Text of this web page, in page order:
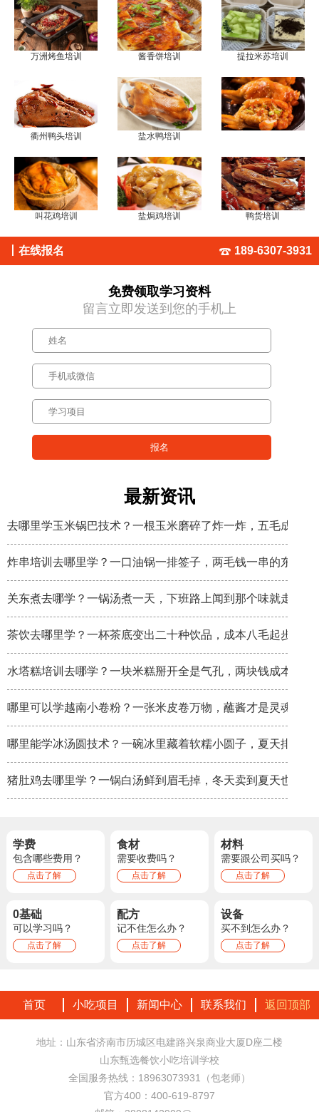
万洲烤鱼培训 酱香饼培训 提拉米苏培训
衢州鸭头培训 盐水鸭培训
叫花鸡培训 盐焗鸡培训 鸭货培训
在线报名 189-6307-3931
免费领取学习资料
留言立即发送到您的手机上
最新资讯
去哪里学玉米锅巴技术？一根玉米磨碎了炸一炸，五毛成本卖
炸串培训去哪里学？一口油锅一排签子，两毛钱一串的东西炸
关东煮去哪学？一锅汤煮一天，下班路上闻到那个味就走不动
茶饮去哪里学？一杯茶底变出二十种饮品，成本八毛起步
水塔糕培训去哪学？一块米糕掰开全是气孔，两块钱成本卖八
哪里可以学越南小卷粉？一张米皮卷万物，蘸酱才是灵魂
哪里能学冰汤圆技术？一碗冰里藏着软糯小圆子，夏天排队排
猪肚鸡去哪里学？一锅白汤鲜到眉毛掉，冬天卖到夏天也不淡
学费
包含哪些费用？
点击了解
食材
需要收费吗？
点击了解
材料
需要跟公司买吗？
点击了解
0基础
可以学习吗？
点击了解
配方
记不住怎么办？
点击了解
设备
买不到怎么办？
点击了解
首页 小吃项目 新闻中心 联系我们 返回顶部
地址：山东省济南市历城区电建路兴泉商业大厦D座二楼
山东甄选餐饮小吃培训学校
全国服务热线：18963073931（包老师）
官方400：400-619-8797